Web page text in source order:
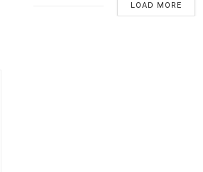
LOAD MORE